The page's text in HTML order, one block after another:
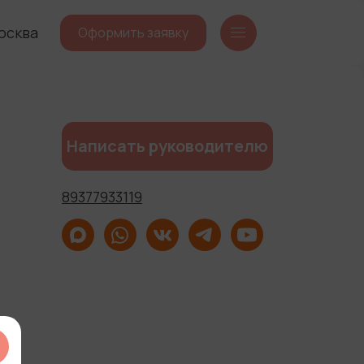
Оформить заявку
Написать руководителю
89377933119